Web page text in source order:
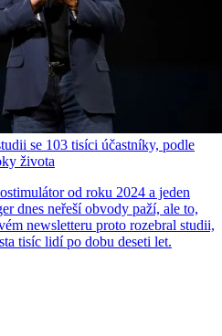
se 103 tisíci účastníky, podle
života
od roku 2024 a jeden
dnes neřeší obvody paží, ale to,
newsletteru proto rozebral studii,
tisíc lidí po dobu deseti let.